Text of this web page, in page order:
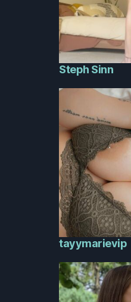
Steph Sinn
tayymarievip